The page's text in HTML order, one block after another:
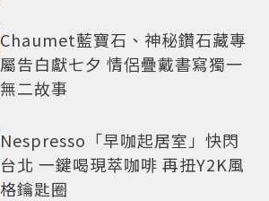
Chaumet藍寶石、神秘鑽石藏專
屬告白獻七夕 情侶疊戴書寫獨一
無二故事
Nespresso「早咖起居室」快閃
台北 一鍵喝現萃咖啡 再扭Y2K風
格鑰匙圈